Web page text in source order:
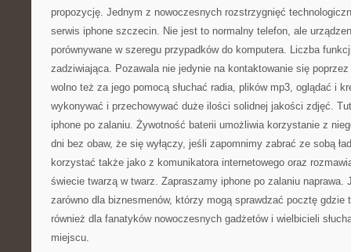
propozycję. Jednym z nowoczesnych rozstrzygnięć
serwis iphone szczecin. Nie jest to normalny telefon, ale
porównywane w szeregu przypadków do komputera. Liczba
zadziwiająca. Pozawala nie jedynie na kontaktowanie się
wolno też za jego pomocą słuchać radia, plików mp3, oglądać i
wykonywać i przechowywać duże ilości solidnej jakości zdjęć.
iphone po zalaniu. Żywotność baterii umożliwia korzystanie z
dni bez obaw, że się wyłączy, jeśli zapomnimy zabrać ze sobą
korzystać także jako z komunikatora internetowego oraz
świecie twarzą w twarz. Zapraszamy iphone po zalaniu naprawa.
zarówno dla biznesmenów, którzy mogą sprawdzać pocztę
również dla fanatyków nowoczesnych gadżetów i wielbicieli
miejscu.